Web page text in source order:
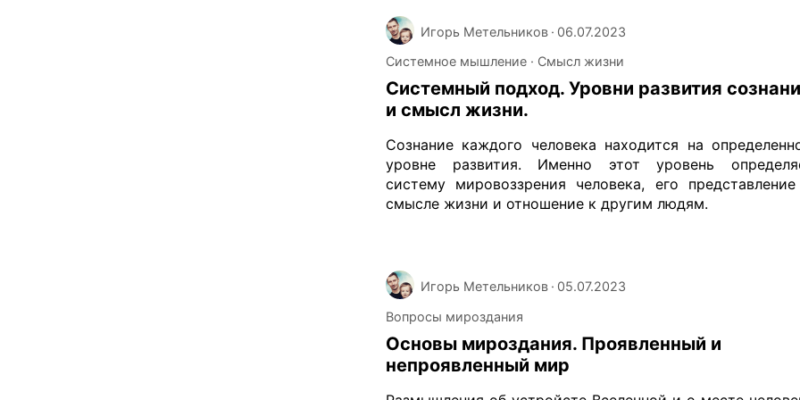
Игорь Метельников · 06.07.2023
Системное мышление
Смысл жизни
Системный подход. Уровни развития
и смысл жизни.
Сознание каждого человека находится на
уровне развития. Именно этот уровень
систему мировоззрения человека, его
смысле жизни и отношение к другим людям.
Игорь Метельников · 05.07.2023
Вопросы мироздания
Основы мироздания. Проявленный и
непроявленный мир